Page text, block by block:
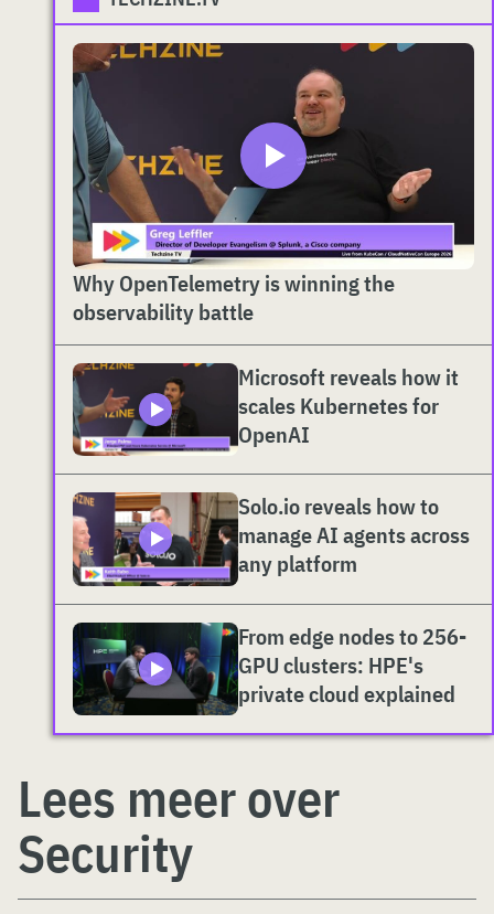
Why OpenTelemetry is winning the
observability battle
Microsoft reveals how it
scales Kubernetes for
OpenAI
Solo.io reveals how to
manage AI agents across
any platform
From edge nodes to 256-
GPU clusters: HPE's
private cloud explained
Lees meer over
Security